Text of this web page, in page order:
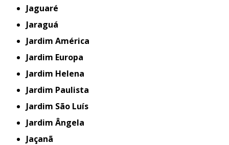
Jaguaré
Jaraguá
Jardim América
Jardim Europa
Jardim Helena
Jardim Paulista
Jardim São Luís
Jardim Ângela
Jaçanã